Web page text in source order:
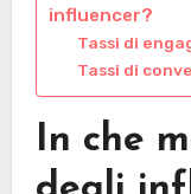
influencer?
Tassi di
Tassi di
In che